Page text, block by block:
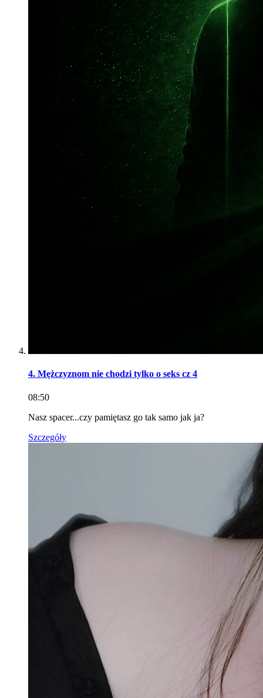
4. Mężczyznom nie chodzi tylko o seks cz 4
08:50
Nasz spacer...czy pamiętasz go tak samo jak ja?
Szczegóły